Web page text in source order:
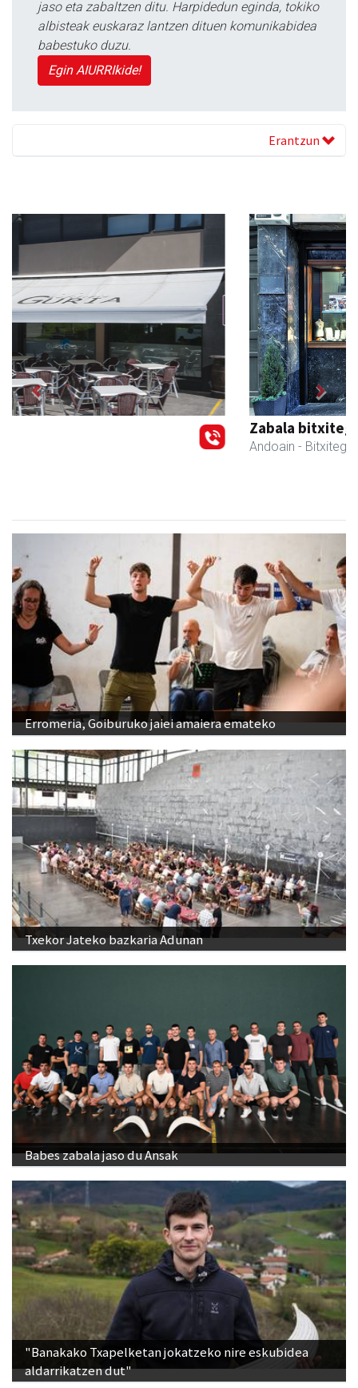
jaso eta zabaltzen ditu. Harpidedun eginda, tokiko
albisteak euskaraz lantzen dituen komunikabidea
babestuko duzu.
Egin AIURRIkide!
Erantzun
Previous Next
Erromeria, Goiburuko jaiei amaiera emateko
Txekor Jateko bazkaria Adunan
Babes zabala jaso du Ansak
"Banakako Txapelketan jokatzeko nire eskubidea
aldarrikatzen dut"